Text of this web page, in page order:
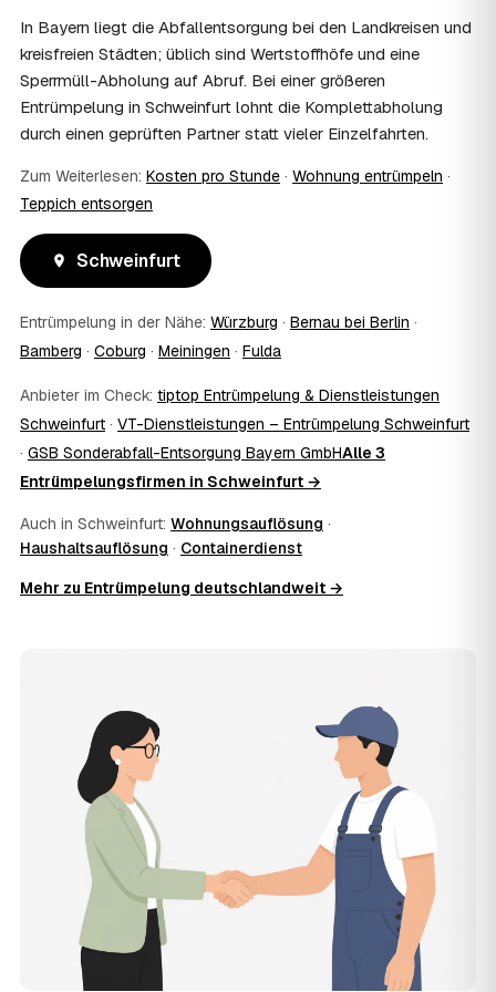
Zentrum vermittelt die Entrümpler, entscheidet aber nicht
über die Kostenübernahme.
08 Bekomme ich einen Entsorgungsnachweis?
Ja. Die Partner entsorgen über zugelassene Höfe und
stellen auf Wunsch einen Entsorgungsnachweis aus —
oder die eigene Dokumentation.
09 Muss ich bei der Entrümpelung anwesend sein?
Nicht zwingend. Viele Kunden in Schweinfurt sind nur zur
Übergabe und zum Abschluss vor Ort; den genauen
Ablauf — etwa die Schlüsselübergabe — stimmen Sie
10 Was ist im Festpreis enthalten?
Der Festpreis deckt in der Regel das komplette
fachgerechte Entsorgung ab — auf Wunsch inklusive
besenreiner Übergabe. Es gibt keine versteckten
Zusatzkosten: Was vereinbart ist, gilt. Anrechenbare
Wertgegenstände senken den Endpreis zusätzlich.
11
Die Anfrage ist kostenlos und unverbindlich. AWL
Zentrum ist Vermittler: Sie schildern einmal, was raus
Entrümpler aus Schweinfurt zum Vergleichen. Bezahlt wird
die Kosten in Schweinfurt bei etwa 1.840 €, das
entspricht im Schnitt rund 32,0 € je Quadratmeter.
Zugänglichkeit (Etage, Aufzug), Menge und Sperrmüllanteil
verschieben den Preis nach oben oder unten — den
genauen Festpreis nennt Ihnen der Entrümpler nach
kurzer Beschreibung.
Werden Entrümpelungen in Schweinfurt in
Zukunft teurer?
Seit 2020 verlief die Preisentwicklung in Schweinfurt
steigend (+18 %), mit dem bisherigen Höchststand im Jahr
2024. Eine Prognose lässt sich daraus nicht ableiten,
aber die Daten zeigen: Wer frühzeitig anfragt, sichert sich
In Bayern liegt die Abfallentsorgung bei den Landkreisen und
kreisfreien Städten; üblich sind Wertstoffhöfe und eine
Sperrmüll-Abholung auf Abruf. Bei einer größeren
Entrümpelung in Schweinfurt lohnt die Komplettabholung
durch einen geprüften Partner statt vieler Einzelfahrten.
Zum Weiterlesen: Kosten pro Stunde · Wohnung entrümpeln ·
Teppich entsorgen
Schweinfurt
Entrümpelung in der Nähe: Würzburg · Bernau bei Berlin ·
Bamberg · Coburg · Meiningen · Fulda
Anbieter im Check: tiptop Entrümpelung & Dienstleistungen
Schweinfurt · VT-Dienstleistungen – Entrümpelung Schweinfurt
· GSB Sonderabfall-Entsorgung Bayern GmbHAlle 3
Entrümpelungsfirmen in Schweinfurt →
Auch in Schweinfurt: Wohnungsauflösung ·
Haushaltsauflösung · Containerdienst
Mehr zu Entrümpelung deutschlandweit →